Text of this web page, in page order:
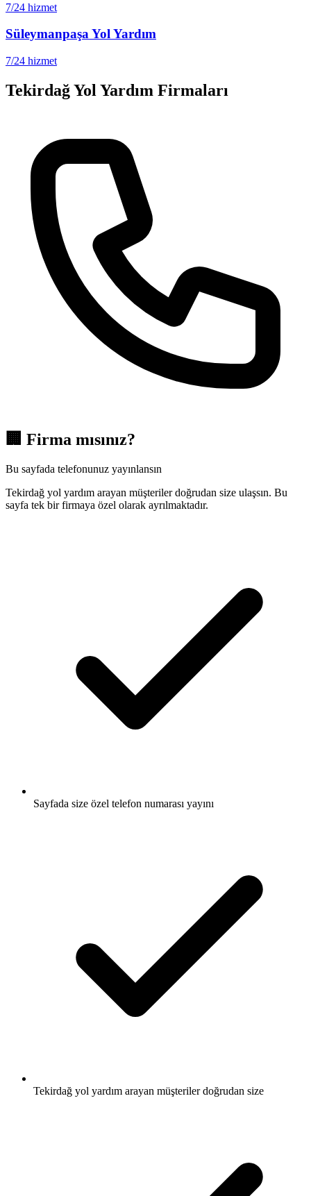
7/24 hizmet
SüleymanpaşaYol Yardım
7/24 hizmet
TekirdağYol Yardım Firmaları
🏢 Firma mısınız?
Bu sayfada telefonunuz yayınlansın
Tekirdağ yol yardım arayan müşteriler doğrudan size ulaşsın. Bu
sayfa tek bir firmaya özel olarak ayrılmaktadır.
Sayfada size özel telefon numarası yayını
Tekirdağ yol yardım arayan müşteriler doğrudan size